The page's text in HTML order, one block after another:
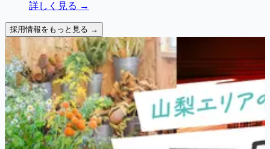
詳しく見る →
採用情報をもっと見る →